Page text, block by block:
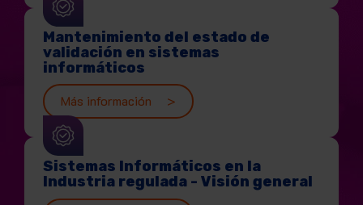
Mantenimiento del estado de
validación en sistemas
informáticos
Más información
Sistemas Informáticos en la
Industria regulada - Visión general